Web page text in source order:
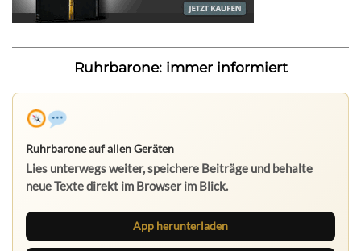
Ruhrbarone: immer informiert
Ruhrbarone auf allen Geräten
Lies unterwegs weiter, speichere Beiträge und behalte
neue Texte direkt im Browser im Blick.
App herunterladen